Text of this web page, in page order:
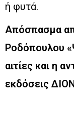
ή φυτά.
Απόσπασμα
Ροδόπουλου
αιτίες και η
εκδόσεις